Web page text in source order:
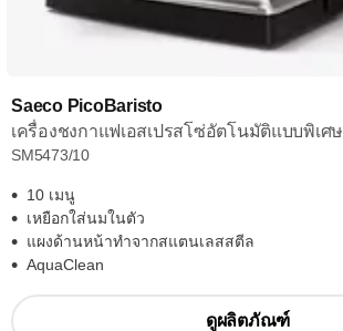
Saeco PicoBaristo
เครื่องชงกาแฟเอสเปรสโซ่อัตโนมัติแบบพิเศษ
SM5473/10
10 เมนู
เหยือกใส่นมในตัว
แผงด้านหน้าทำจากสแตนเลสสตีล
AquaClean
ดูผลิตภัณฑ์